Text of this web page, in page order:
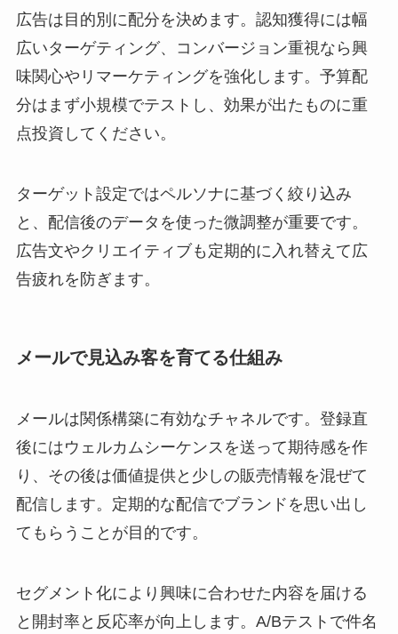
広告は目的別に配分を決めます。認知獲得には幅
広いターゲティング、コンバージョン重視なら興
味関心やリマーケティングを強化します。予算配
分はまず小規模でテストし、効果が出たものに重
点投資してください。
ターゲット設定ではペルソナに基づく絞り込み
と、配信後のデータを使った微調整が重要です。
広告文やクリエイティブも定期的に入れ替えて広
告疲れを防ぎます。
メールで見込み客を育てる仕組み
メールは関係構築に有効なチャネルです。登録直
後にはウェルカムシーケンスを送って期待感を作
り、その後は価値提供と少しの販売情報を混ぜて
配信します。定期的な配信でブランドを思い出し
てもらうことが目的です。
セグメント化により興味に合わせた内容を届ける
と開封率と反応率が向上します。A/Bテストで件名